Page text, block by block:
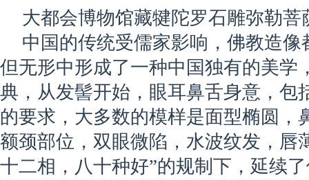
大都会博物馆藏犍陀罗石雕弥勒菩
中国的传统受儒家影响，佛教造
但无形中形成了一种中国独有的美学
典，从发髻开始，眼耳鼻舌身意，包
的要求，大多数的模样是面型椭圆，
额颈部位，双眼微陷，水波纹发，唇
十二相，八十种好”的规制下，延续